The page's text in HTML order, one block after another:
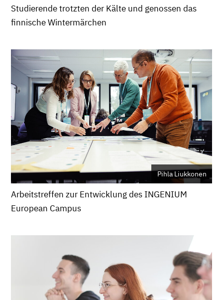
Studierende trotzten der Kälte und genossen das
finnische Wintermärchen
Pihla Liukkonen
Arbeitstreffen zur Entwicklung des INGENIUM
European Campus